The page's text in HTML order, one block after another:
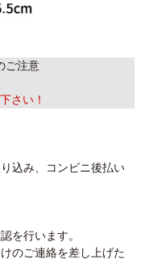
ご注意
さい！
込み、コンビニ後払い
を行います。
のご連絡を差し上げた